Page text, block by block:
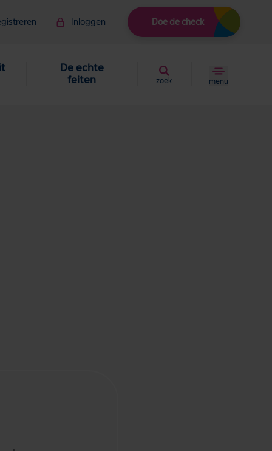
Inloggen Doe de check
De echte
feiten
zoek menu